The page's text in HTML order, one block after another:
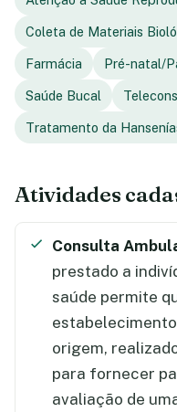
Coleta de Materiais
Farmácia Pré-natal/
Saúde Bucal
Tratamento da
Atividades
Consulta
prestado a
saúde permite
origem,
para fornecer
avaliação de